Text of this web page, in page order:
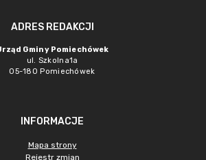
ADRES REDAKCJI
Gminy Pomiechówek
ul. Szkolna1a
05-180 Pomiechówek
INFORMACJE
Mapa strony
Rejestr zmian